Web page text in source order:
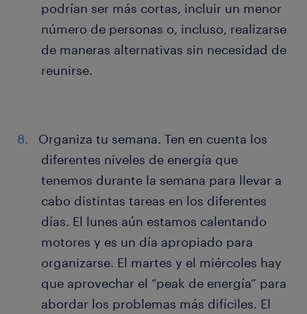
podrían ser más cortas, incluir un menor
número de personas o, incluso, realizarse
de maneras alternativas sin necesidad de
reunirse.
Organiza tu semana. Ten en cuenta los
diferentes niveles de energía que
tenemos durante la semana para llevar a
cabo distintas tareas en los diferentes
días. El lunes aún estamos calentando
motores y es un día apropiado para
organizarse. El martes y el miércoles hay
que aprovechar el “peak de energía” para
abordar los problemas más difíciles. El